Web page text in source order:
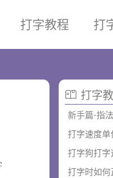
打字教程 打
打字
新手篇-指
打字速度
打字狗打
打字时如